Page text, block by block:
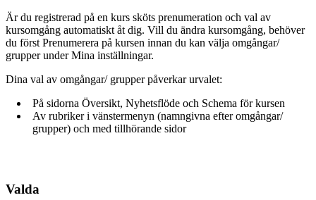
Är du registrerad på en kurs sköts prenumeration och val av
kursomgång automatiskt åt dig. Vill du ändra kursomgång, behöver
du först Prenumerera på kursen innan du kan välja omgångar/
grupper under Mina inställningar.
Dina val av omgångar/ grupper påverkar urvalet:
På sidorna Översikt, Nyhetsflöde och Schema för kursen
Av rubriker i vänstermenyn (namngivna efter omgångar/
grupper) och med tillhörande sidor
Valda